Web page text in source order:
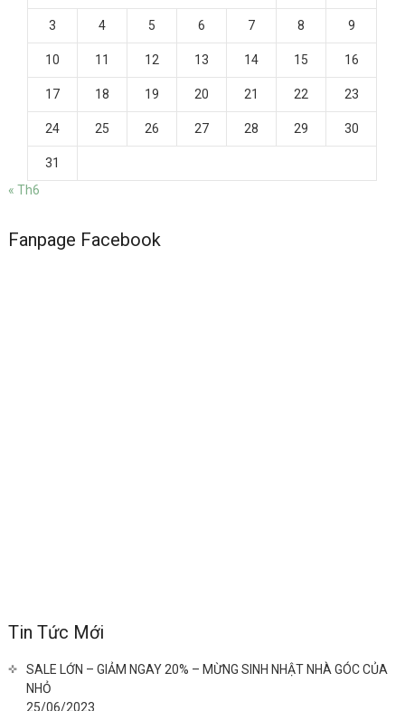
3 4 5 6 7 8 9
10 11 12 13 14 15 16
17 18 19 20 21 22 23
24 25 26 27 28 29 30
31
« Th6
Fanpage Facebook
Tin Tức Mới
SALE LỚN – GIẢM NGAY 20% – MỪNG SINH NHẬT NHÀ GÓC CỦA
NHỎ
25/06/2023